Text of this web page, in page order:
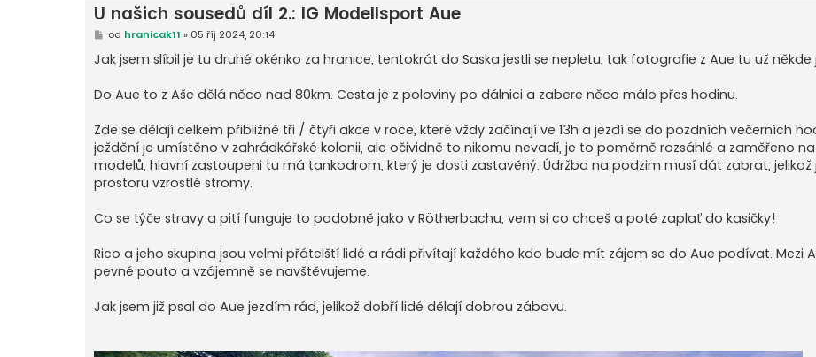
U našich sousedů díl 2.: IG Modellsport Aue
P
í
s
ě
v
k
od hranicak11 » 05 říj 2024, 20:14
Jak jsem slíbil je tu druhé okénko za hranice, tentokrát do Saska jestli se nepletu, tak fotografie z Aue tu už někde
Do Aue to z Aše dělá něco nad 80km. Cesta je z poloviny po dálnici a zabere něco málo přes hodinu.
Zde se dělají celkem přibližně tři / čtyři akce v roce, které vždy začínají ve 13h a jezdí se do pozdních večerních
ježdění je umístěno v zahrádkářské kolonii, ale očividně to nikomu nevadí, je to poměrně rozsáhlé a zaměřeno
modelů, hlavní zastoupeni tu má tankodrom, který je dosti zastavěný. Údržba na podzim musí dát zabrat, jelikož
prostoru vzrostlé stromy.
Co se týče stravy a pití funguje to podobně jako v Rötherbachu, vem si co chceš a poté zaplať do kasičky!
Rico a jeho skupina jsou velmi přátelští lidé a rádi přivítají každého kdo bude mít zájem se do Aue podívat. Mezi
pevné pouto a vzájemně se navštěvujeme.
Jak jsem již psal do Aue jezdím rád, jelikož dobří lidé dělají dobrou zábavu.